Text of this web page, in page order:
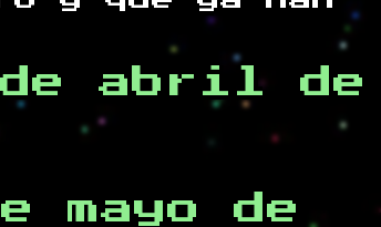
de abril de
mayo de